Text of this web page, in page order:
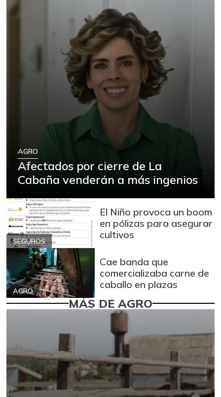
AGRO
Afectados por cierre de La
Cabaña venderán a más ingenios
SEGUROS
El Niño provoca un boom
en pólizas para asegurar
cultivos
AGRO
Cae banda que
comercializaba carne de
caballo en plazas
MÁS DE AGRO